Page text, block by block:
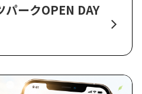
ークOPEN DAY